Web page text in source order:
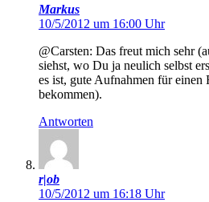
Markus
10/5/2012 um 16:00 Uhr
@Carsten: Das freut mich sehr
siehst, wo Du ja neulich selbst
es ist, gute Aufnahmen für einen
bekommen).
Antworten
r|ob
10/5/2012 um 16:18 Uhr